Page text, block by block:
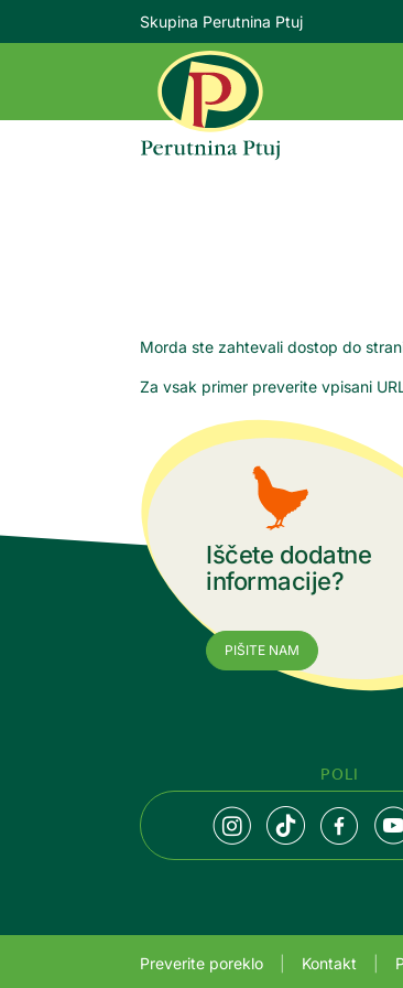
Skupina Perutnina Ptuj
Morda ste zahtevali dostop do
Za vsak primer preverite vpisani
Iščete dodatne
informacije?
PIŠITE NAM
POLI
Preverite poreklo Kontakt